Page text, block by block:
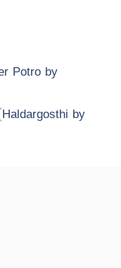
Potro by
by